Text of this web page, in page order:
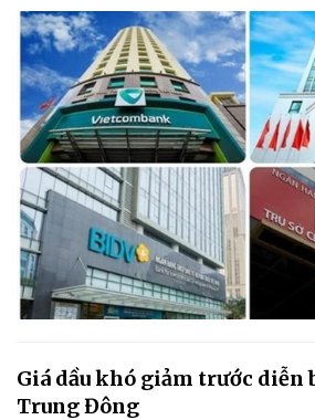
Giá dầu khó giảm trước diễn
Trung Đông